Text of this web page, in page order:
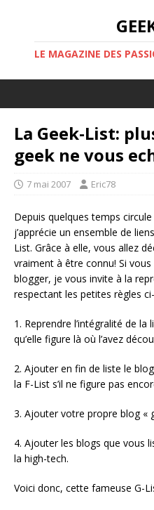
LE MAGAZINE DES
La Geek-List:
geek ne vous
7 mai 2007 Eric78
Depuis quelques temps
j’apprécie un ensemble de
List. Grâce à elle, vous allez
vraiment à être connu! Si
blogger, je vous invite à la
respectant les petites règles
1. Reprendre l’intégralité de la
qu’elle figure là où l’avez
2. Ajouter en fin de liste le
la F-List s’il ne figure pas
3. Ajouter votre propre blog «
4. Ajouter les blogs que vous
la high-tech.
Voici donc, cette fameuse G-